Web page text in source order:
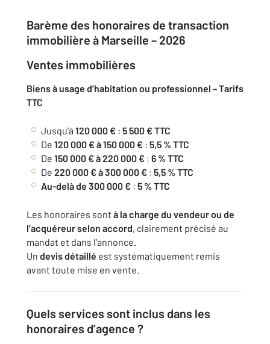
Barème des honoraires de transaction
immobilière à Marseille – 2026
Ventes immobilières
Biens à usage d’habitation ou professionnel – Tarifs
TTC
Jusqu’à 120 000 € : 5 500 € TTC
De 120 000 € à 150 000 € : 5,5 % TTC
De 150 000 € à 220 000 € : 6 % TTC
De 220 000 € à 300 000 € : 5,5 % TTC
Au-delà de 300 000 € : 5 % TTC
Les honoraires sont à la charge du vendeur ou de
l’acquéreur selon accord, clairement précisé au
mandat et dans l’annonce.
Un devis détaillé est systématiquement remis
avant toute mise en vente.
Quels services sont inclus dans les
honoraires d’agence ?